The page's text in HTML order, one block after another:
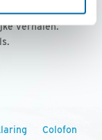
met
verhalen.
Colofon